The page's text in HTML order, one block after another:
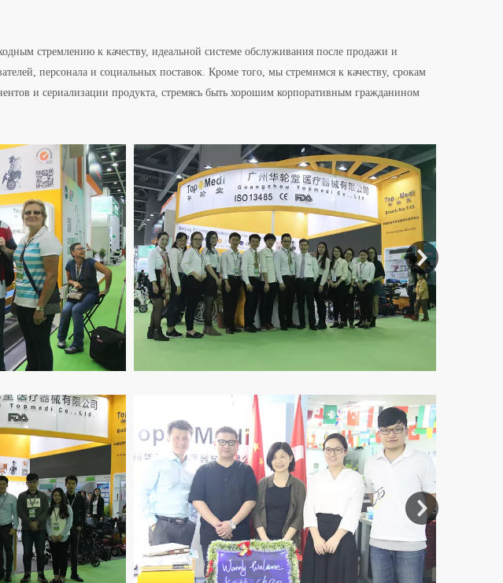
стремлению к качеству, идеальной системе обслуживания после продажи и
персонала и социальных поставок. Кроме того, мы стремимся к качеству, срокам
и сериализации продукта, стремясь быть хорошим корпоративным гражданином